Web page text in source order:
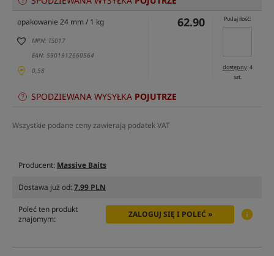
opakowanie 24 mm / 1 kg
MPN: TS017
EAN: 5901912660564
0,58
62.90 Podaj ilość:
dostępny: 4
szt.
SPODZIEWANA WYSYŁKA POJUTRZE
Wszystkie podane ceny zawierają podatek VAT
Producent: Massive Baits
Dostawa już od:7.99 PLN
Poleć ten produkt
znajomym:
ZALOGUJ SIĘ I POLEĆ »